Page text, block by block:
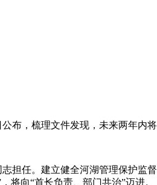
公布，梳理文件发现，未来两年内
担任。建立健全河湖管理保护
将向“首长负责、部门共治”迈进。